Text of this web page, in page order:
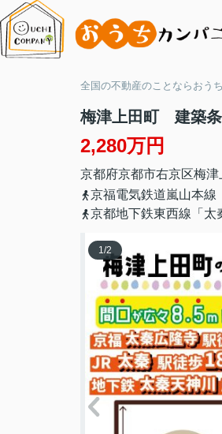
全国の不動産のことならおう
梅津上田町 建築
2,280万円
京都府京都市右京区梅津
京福電気鉄道嵐山本線
京都地下鉄東西線「太
1/2